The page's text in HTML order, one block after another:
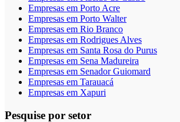
Empresas em Porto Acre
Empresas em Porto Walter
Empresas em Rio Branco
Empresas em Rodrigues Alves
Empresas em Santa Rosa do Purus
Empresas em Sena Madureira
Empresas em Senador Guiomard
Empresas em Tarauacá
Empresas em Xapuri
Pesquise por setor